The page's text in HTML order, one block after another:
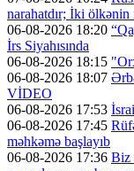
narahatdır; İki ölkənin
06-08-2026 18:20
İrs Siyahısında
06-08-2026 18:15
06-08-2026 18:07
VİDEO
06-08-2026 17:53
06-08-2026 17:45
məhkəmə başlayıb
06-08-2026 17:36 Biz